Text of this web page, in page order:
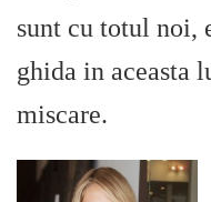
sunt cu totul noi,
ghida in aceasta
miscare.